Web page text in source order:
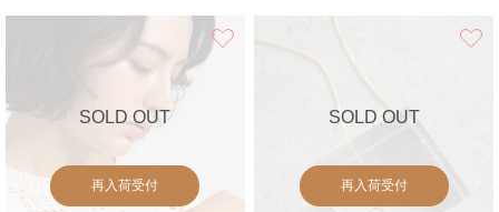
SOLD OUT
再入荷受付
SOLD OUT
再入荷受付